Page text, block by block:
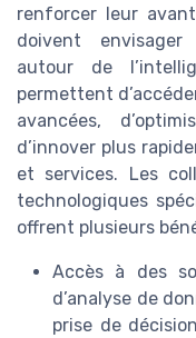
renforcer leur
doivent
autour de
permettent
avancées,
d’innover plus
et services. Les
technologiques
offrent plusieurs
Accès à des
d’analyse de
prise de